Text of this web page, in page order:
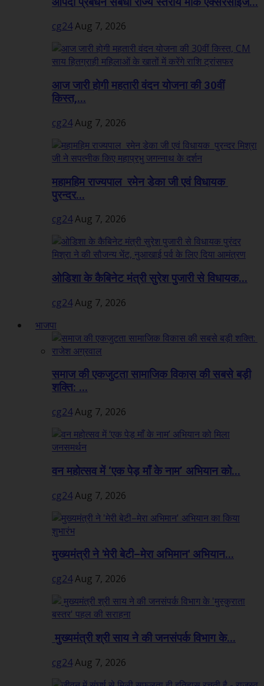
cg24Aug 7, 2026
आज जारी होगी महतारी वंदन योजना की 30वीं
किस्त,...
cg24Aug 7, 2026
महामहिम राज्यपाल रमेन डेका जी एवं विधायक
पुरन्दर...
cg24Aug 7, 2026
ओडिशा के कैबिनेट मंत्री सुरेश पुजारी से विधायक...
cg24Aug 7, 2026
भाजपा
समाज की एकजुटता सामाजिक विकास की सबसे बड़ी
शक्ति: ...
cg24Aug 7, 2026
वन महोत्सव में ‘एक पेड़ माँ के नाम’ अभियान को...
cg24Aug 7, 2026
मुख्यमंत्री ने 'मेरी बेटी–मेरा अभिमान' अभियान...
cg24Aug 7, 2026
मुख्यमंत्री श्री साय ने की जनसंपर्क विभाग के...
cg24Aug 7, 2026